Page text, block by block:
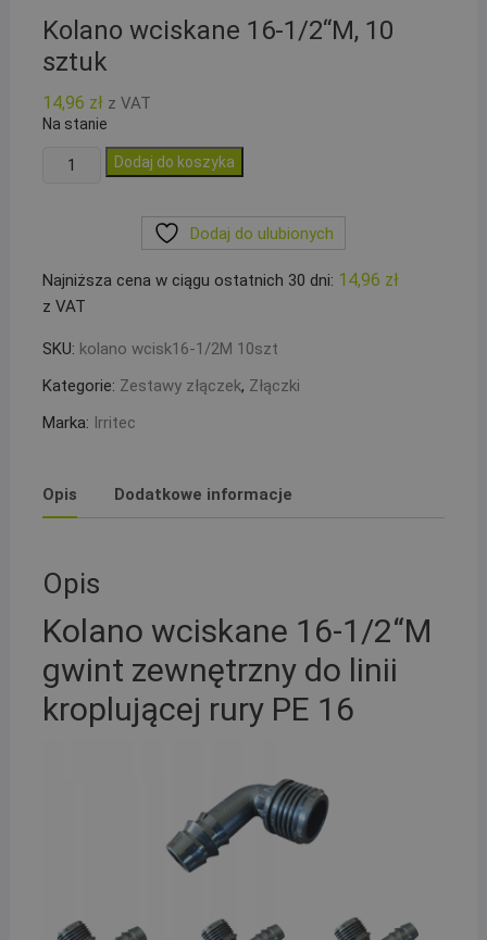
Kolano wciskane 16-1/2“M, 10
sztuk
14,96 zł z VAT
Na stanie
ilość
10
sztuk
Dodaj do koszyka
Dodaj do ulubionych
Najniższa cena w ciągu ostatnich 30 dni: 14,96 zł
z VAT
SKU: kolano wcisk16-1/2M 10szt
Kategorie: Zestawy złączek, Złączki
Marka: Irritec
Opis Dodatkowe informacje
Opis
Kolano wciskane 16-1/2“M
gwint zewnętrzny do linii
kroplującej rury PE 16